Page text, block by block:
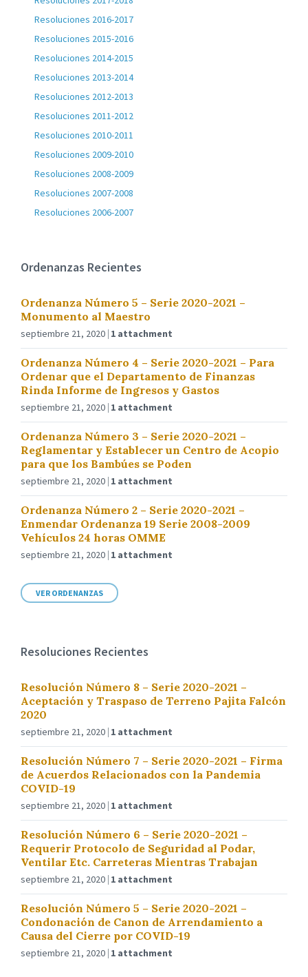
Resoluciones 2016-2017
Resoluciones 2015-2016
Resoluciones 2014-2015
Resoluciones 2013-2014
Resoluciones 2012-2013
Resoluciones 2011-2012
Resoluciones 2010-2011
Resoluciones 2009-2010
Resoluciones 2008-2009
Resoluciones 2007-2008
Resoluciones 2006-2007
Ordenanzas Recientes
Ordenanza Número 5 – Serie 2020-2021 –
Monumento al Maestro
septiembre 21, 2020 1 attachment
Ordenanza Número 4 – Serie 2020-2021 – Para
Ordenar que el Departamento de Finanzas
Rinda Informe de Ingresos y Gastos
septiembre 21, 2020 1 attachment
Ordenanza Número 3 – Serie 2020-2021 –
Reglamentar y Establecer un Centro de Acopio
para que los Bambúes se Poden
septiembre 21, 2020 1 attachment
Ordenanza Número 2 – Serie 2020-2021 –
Enmendar Ordenanza 19 Serie 2008-2009
Vehículos 24 horas OMME
septiembre 21, 2020 1 attachment
VER ORDENANZAS
Resoluciones Recientes
Resolución Número 8 – Serie 2020-2021 –
Aceptación y Traspaso de Terreno Pajita Falcón
2020
septiembre 21, 2020 1 attachment
Resolución Número 7 – Serie 2020-2021 – Firma
de Acuerdos Relacionados con la Pandemia
COVID-19
septiembre 21, 2020 1 attachment
Resolución Número 6 – Serie 2020-2021 –
Requerir Protocolo de Seguridad al Podar,
Ventilar Etc. Carreteras Mientras Trabajan
septiembre 21, 2020 1 attachment
Resolución Número 5 – Serie 2020-2021 –
Condonación de Canon de Arrendamiento a
Causa del Cierre por COVID-19
septiembre 21, 2020 1 attachment